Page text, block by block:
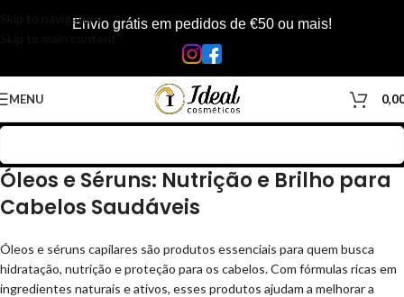
Skip to navigationEnvio grátis em pedidos de €50 ou mais!
MENU
Óleos e Séruns: Nutrição e Brilho para
Cabelos Saudáveis
Óleos e séruns capilares são produtos essenciais para quem busca
hidratação, nutrição e proteção para os cabelos. Com fórmulas ricas em
ingredientes naturais e ativos, esses produtos ajudam a melhorar a